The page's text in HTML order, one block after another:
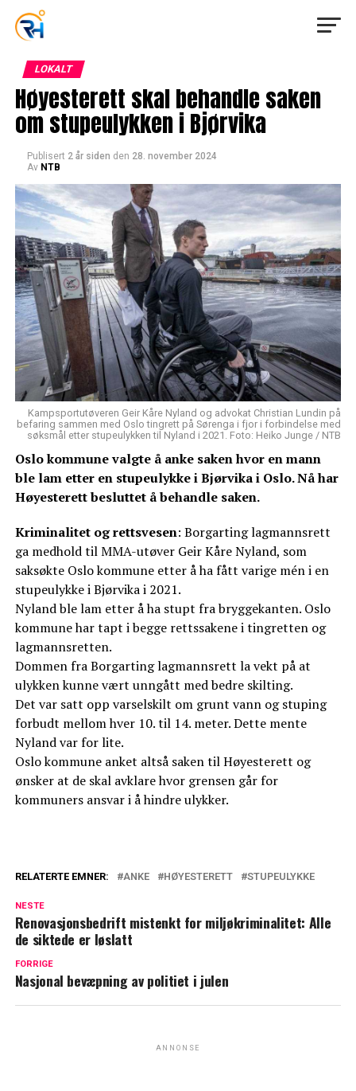
LOKALT
Høyesterett skal behandle saken
om stupeulykken i Bjørvika
Publisert 2 år siden den 28. november 2024
Av NTB
Kampsportutøveren Geir Kåre Nyland og advokat Christian Lundin på
befaring sammen med Oslo tingrett på Sørenga i fjor i forbindelse med
søksmål etter stupeulykken til Nyland i 2021. Foto: Heiko Junge / NTB
Oslo kommune valgte å anke saken hvor en mann
ble lam etter en stupeulykke i Bjørvika i Oslo. Nå har
Høyesterett besluttet å behandle saken.
Kriminalitet og rettsvesen: Borgarting lagmannsrett
ga medhold til MMA-utøver Geir Kåre Nyland, som
saksøkte Oslo kommune etter å ha fått varige mén i en
stupeulykke i Bjørvika i 2021.
Nyland ble lam etter å ha stupt fra bryggekanten. Oslo
kommune har tapt i begge rettssakene i tingretten og
lagmannsretten.
Dommen fra Borgarting lagmannsrett la vekt på at
ulykken kunne vært unngått med bedre skilting.
Det var satt opp varselskilt om grunt vann og stuping
forbudt mellom hver 10. til 14. meter. Dette mente
Nyland var for lite.
Oslo kommune anket altså saken til Høyesterett og
ønsker at de skal avklare hvor grensen går for
kommuners ansvar i å hindre ulykker.
RELATERTE EMNER: ANKE HØYESTERETT STUPEULYKKE
NESTE
Renovasjonsbedrift mistenkt for miljøkriminalitet: Alle
de siktede er løslatt
FORRIGE
Nasjonal bevæpning av politiet i julen
ANNONSE